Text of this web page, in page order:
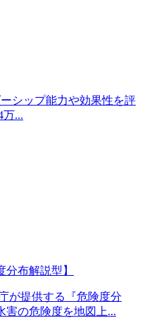
シップ能力や効果性を評
...
布解説型】
が提供する『危険度分
害の危険度を地図上...